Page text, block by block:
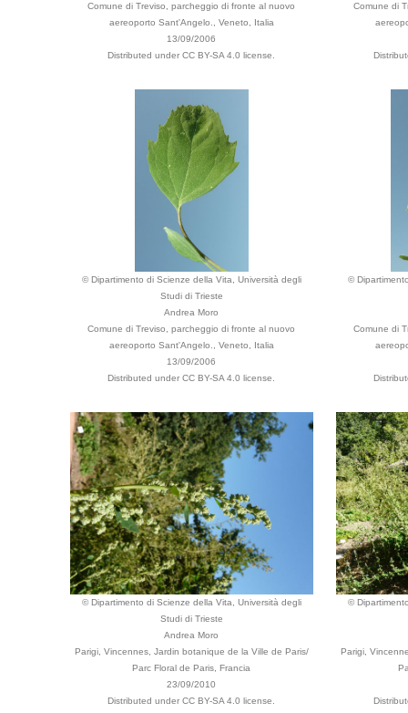
Comune di Treviso, parcheggio di fronte al nuovo
aereoporto Sant'Angelo., Veneto, Italia
13/09/2006
Distributed under CC BY-SA 4.0 license.
Comune di
© Dipartimento di Scienze della Vita, Università degli
Studi di Trieste
Andrea Moro
Comune di Treviso, parcheggio di fronte al nuovo
aereoporto Sant'Angelo., Veneto, Italia
13/09/2006
Distributed under CC BY-SA 4.0 license.
©
Comune di
© Dipartimento di Scienze della Vita, Università degli
Studi di Trieste
Andrea Moro
Parigi, Vincennes, Jardin botanique de la Ville de Paris/
Parc Floral de Paris, Francia
23/09/2010
Distributed under CC BY-SA 4.0 license.
©
Parigi,